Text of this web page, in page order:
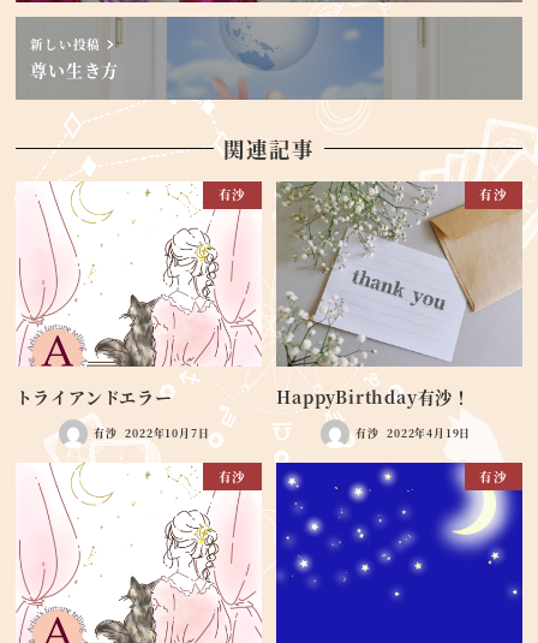
新しい投稿
尊い生き方
関連記事
有沙
トライアンドエラー
有沙 2022年10月7日
有沙
HappyBirthday有沙！
有沙 2022年4月19日
有沙 有沙